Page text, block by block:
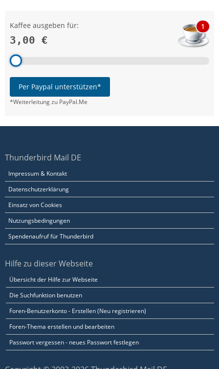
Kaffee ausgeben für:
3,00 €
1
Per Paypal unterstützen*
*Weiterleitung zu PayPal.Me
Thunderbird Mail DE
Impressum & Kontakt
Datenschutzerklärung
Einsatz von Cookies
Nutzungsbedingungen
Spendenaufruf für Thunderbird
Hilfe zu dieser Webseite
Übersicht der Hilfe zur Webseite
Die Suchfunktion benutzen
Foren-Benutzerkonto - Erstellen (Neu registrieren)
Foren-Thema erstellen und bearbeiten
Passwort vergessen - neues Passwort festlegen